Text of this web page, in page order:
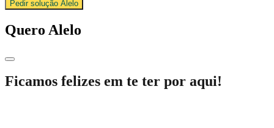
Pedir solução Alelo
Quero Alelo
Ficamos felizes em te ter por aqui!